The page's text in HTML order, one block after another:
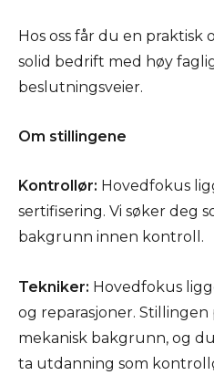
Hos oss får du en praktisk
solid bedrift med høy
beslutningsveier.
Om stillingene
Kontrollør: Hovedfokus
sertifisering. Vi søker deg
bakgrunn innen kontroll.
Tekniker: Hovedfokus
og reparasjoner. Stillingen
mekanisk bakgrunn, og
ta utdanning som